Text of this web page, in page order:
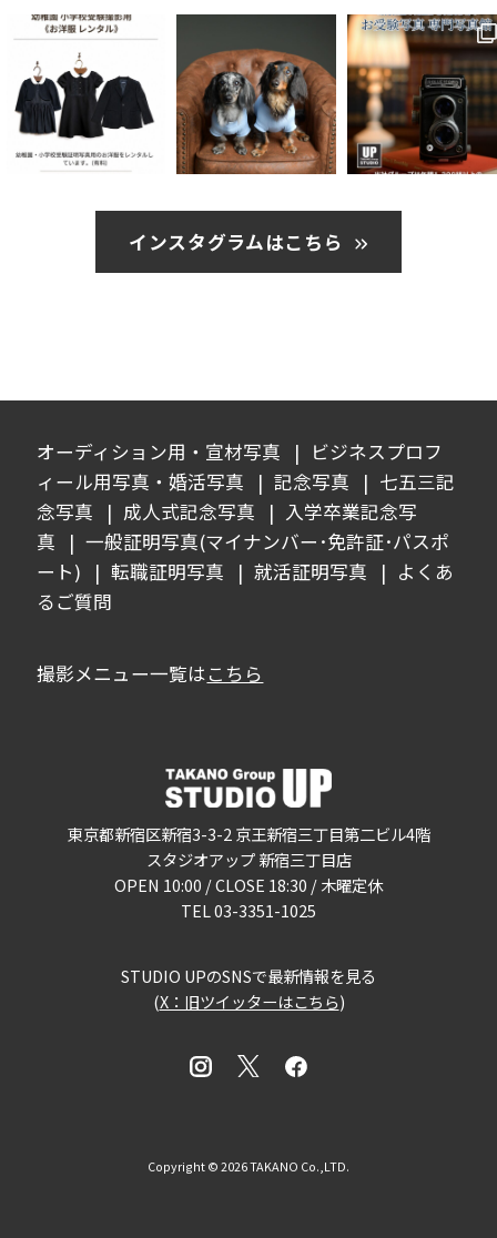
インスタグラムはこちら
オーディション用・宣材写真
ビジネスプロフ
ィール用写真・婚活写真
記念写真
七五三記
念写真
成人式記念写真
入学卒業記念写
真
一般証明写真(マイナンバー･免許証･パスポ
ート)
転職証明写真 就活証明写真
よくあ
るご質問
撮影メニュー一覧はこちら
東京都新宿区新宿3-3-2 京王新宿三丁目第二ビル4階
スタジオアップ 新宿三丁目店
OPEN 10:00 / CLOSE 18:30 / 木曜定休
TEL 03-3351-1025
STUDIO UPのSNSで最新情報を見る
(X：旧ツイッターはこちら)
Copyright © 2026 TAKANO Co.,LTD.